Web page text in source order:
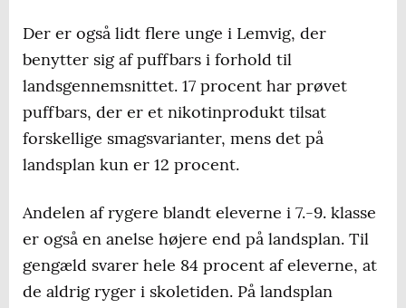
Der er også lidt flere unge i Lemvig, der
benytter sig af puffbars i forhold til
landsgennemsnittet. 17 procent har prøvet
puffbars, der er et nikotinprodukt tilsat
forskellige smagsvarianter, mens det på
landsplan kun er 12 procent.
Andelen af rygere blandt eleverne i 7.-9. klasse
er også en anelse højere end på landsplan. Til
gengæld svarer hele 84 procent af eleverne, at
de aldrig ryger i skoletiden. På landsplan